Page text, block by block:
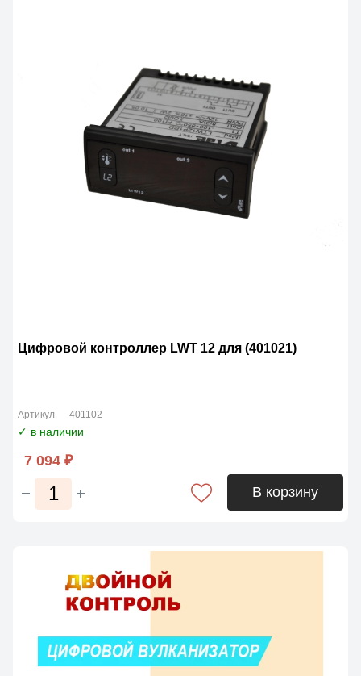
Цифровой контроллер LWT 12 для (401021)
Артикул — 401102
✓ в наличии
7 094 ₽
В корзину